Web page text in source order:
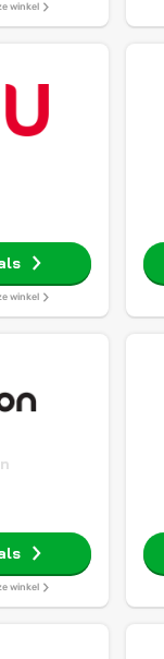
winkel
winkel
winkel